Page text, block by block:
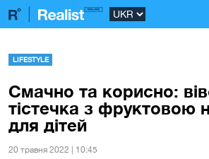
LIFESTYLE
Смачно та корисно:
тістечка з фруктовою
для дітей
20 травня 2022 | 10:45